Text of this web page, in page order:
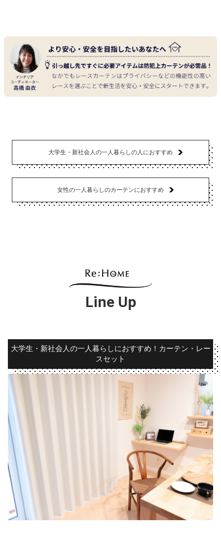
大学生・新社会人の一人暮らしの人におすすめ
女性の一人暮らしのカーテンにおすすめ
Line Up
大学生・新社会人の一人暮らしにおすすめ！カーテン・レー
スセット